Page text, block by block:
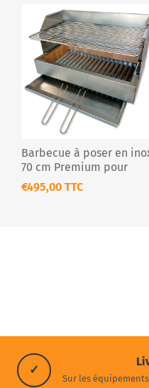
Barbecue à poser en
70 cm Premium pour
extérieur
€495,00 TTC
✓
Sur les